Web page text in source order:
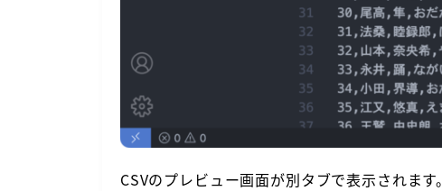
CSVのプレビュー画面が別タブで表示されます。